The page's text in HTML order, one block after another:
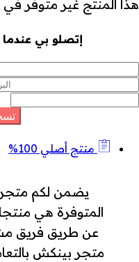
هذا المنتج غير متوفر في
إتصلو بي
منتج أصلي 100%
يضمن لكم
المتوفرة هي
عن طريق فريق
متجر بينكش